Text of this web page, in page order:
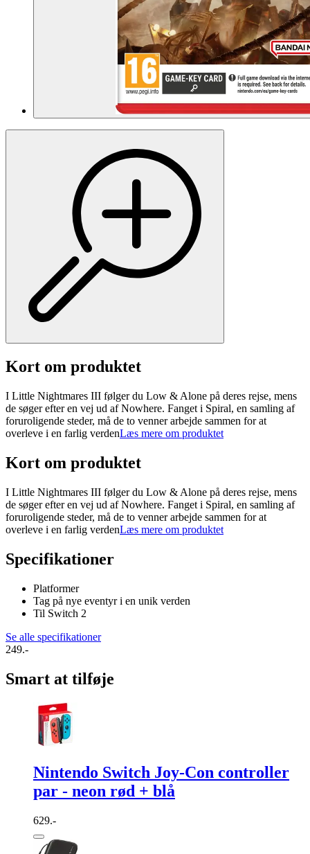
Kort om produktet
I Little Nightmares III følger du Low & Alone på deres rejse, mens
de søger efter en vej ud af Nowhere. Fanget i Spiral, en samling af
foruroligende steder, må de to venner arbejde sammen for at
overleve i en farlig verdenLæs mere om produktet
Kort om produktet
I Little Nightmares III følger du Low & Alone på deres rejse, mens
de søger efter en vej ud af Nowhere. Fanget i Spiral, en samling af
foruroligende steder, må de to venner arbejde sammen for at
overleve i en farlig verdenLæs mere om produktet
Specifikationer
Platformer
Tag på nye eventyr i en unik verden
Til Switch 2
Se alle specifikationer
249.-
Smart at tilføje
Nintendo Switch Joy-Con controller
par - neon rød + blå
629.-